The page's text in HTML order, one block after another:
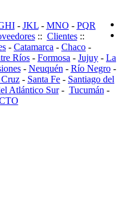
- JKL- MNO - PQR
:: Clientes::
- Catamarca - Chaco -
Ríos - Formosa - Jujuy - La
- Neuquén - Río Negro-
Cruz - Santa Fe - Santiago del
Atlántico Sur- Tucumán -